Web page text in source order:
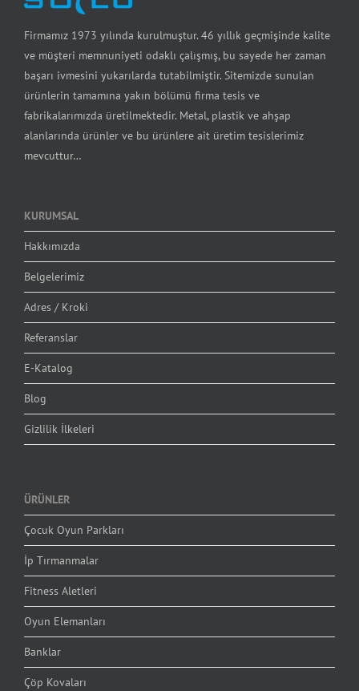
Firmamız 1973 yılında kurulmuştur. 46 yıllık geçmişinde kalite
ve müşteri memnuniyeti odaklı çalışmış, bu sayede her zaman
başarı ivmesini yukarılarda tutabilmiştir. Sitemizde sunulan
ürünlerin tamamına yakın bölümü firma tesis ve
fabrikalarımızda üretilmektedir. Metal, plastik ve ahşap
alanlarında ürünler ve bu ürünlere ait üretim tesislerimiz
mevcuttur…
KURUMSAL
Hakkımızda
Belgelerimiz
Adres / Kroki
Referanslar
E-Katalog
Blog
Gizlilik İlkeleri
ÜRÜNLER
Çocuk Oyun Parkları
İp Tırmanmalar
Fitness Aletleri
Oyun Elemanları
Banklar
Çöp Kovaları